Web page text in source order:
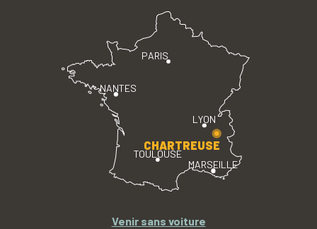
PARIS
LYON
TOULOUSE
MARSEILLE
NANTES
CHARTREUSE
Venir sans voiture